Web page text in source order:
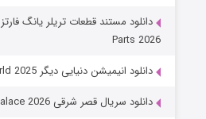
Parts 2026
دانلود انیمیشن دنیایی دیگر Another World 2025
دانلود سریال قصر شرقی The East Palace 2026